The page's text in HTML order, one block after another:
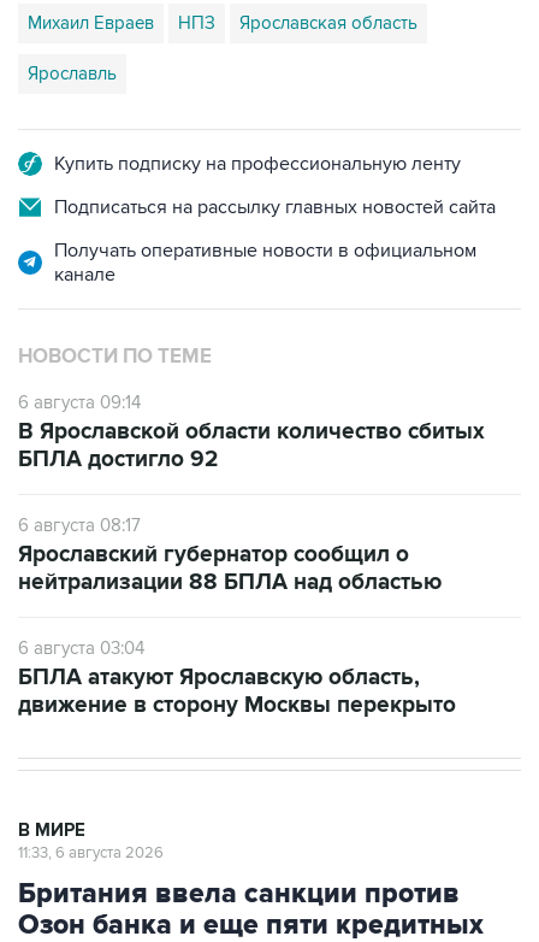
Михаил Евраев НПЗ Ярославская область
Ярославль
Купить подписку на профессиональную ленту
Подписаться на рассылку главных новостей сайта
Получать оперативные новости в официальном
канале
НОВОСТИ ПО ТЕМЕ
6 августа 09:14
В Ярославской области количество сбитых
БПЛА достигло 92
6 августа 08:17
Ярославский губернатор сообщил о
нейтрализации 88 БПЛА над областью
6 августа 03:04
БПЛА атакуют Ярославскую область,
движение в сторону Москвы перекрыто
В МИРЕ
11:33, 6 августа 2026
Британия ввела санкции против
Озон банка и еще пяти кредитных